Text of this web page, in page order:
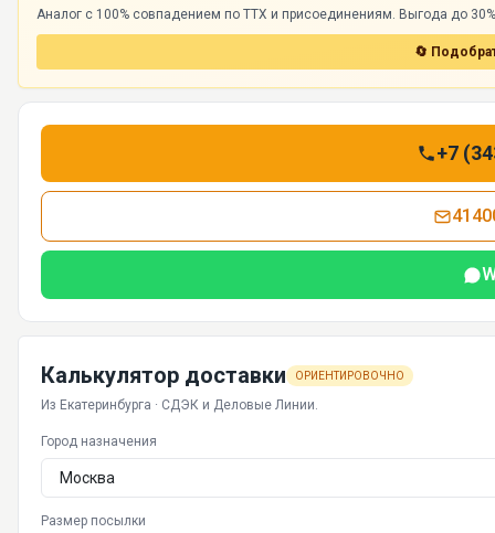
Аналог с 100% совпадением по ТТХ и присоединениям. Выгода до
🔄
+7
Калькулятор доставки ОРИЕНТИРОВОЧНО
Из Екатеринбурга · СДЭК и Деловые Линии.
Город назначения
Размер посылки